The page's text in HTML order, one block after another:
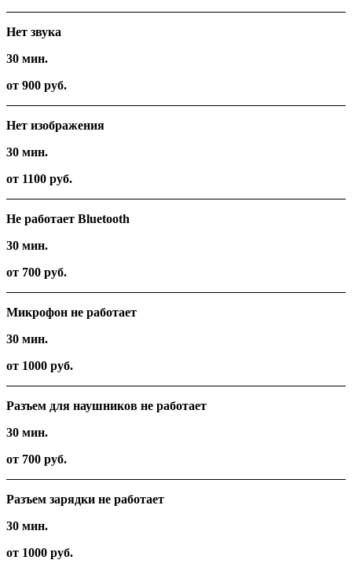
Нет звука
30 мин.
от 900 руб.
Нет изображения
30 мин.
от 1100 руб.
Не работает Bluetooth
30 мин.
от 700 руб.
Микрофон не работает
30 мин.
от 1000 руб.
Разъем для наушников не работает
30 мин.
от 700 руб.
Разъем зарядки не работает
30 мин.
от 1000 руб.